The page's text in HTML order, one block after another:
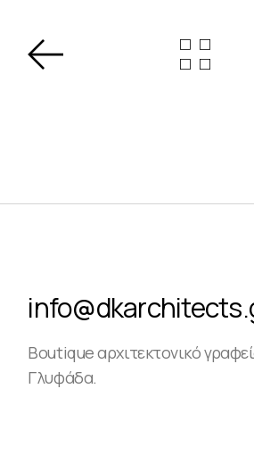
Boutique αρχιτεκτονικό
Γλυφάδα.